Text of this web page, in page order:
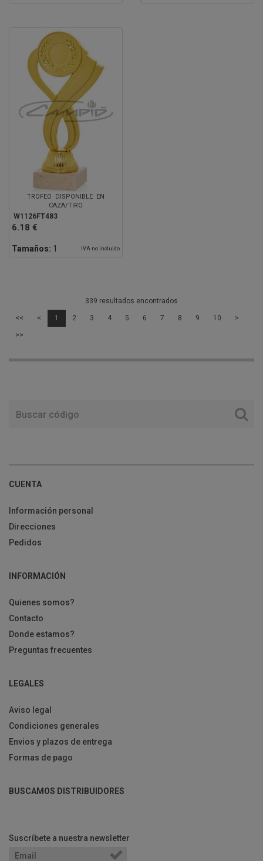
TROFEO DISPONIBLE EN
CAZA/TIRO
W1126FT483
6.18 €
Tamaños: 1 IVA no incluido
339 resultados encontrados
<< < 1 2 3 4 5 6 7 8 9 10 >
>>
CUENTA
Información personal
Direcciones
Pedidos
INFORMACIÓN
Quienes somos?
Contacto
Donde estamos?
Preguntas frecuentes
LEGALES
Aviso legal
Condiciones generales
Envios y plazos de entrega
Formas de pago
BUSCAMOS DISTRIBUIDORES
Suscríbete a nuestra newsletter